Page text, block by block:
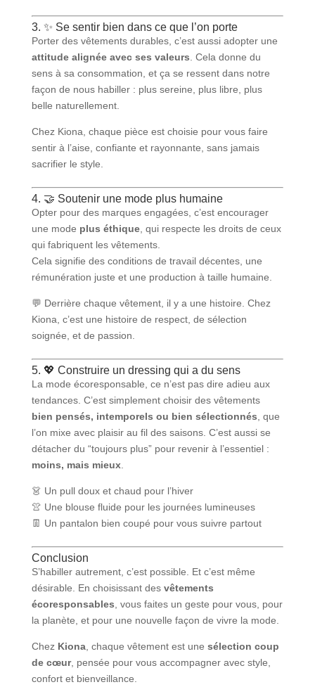
3. ✨ Se sentir bien dans ce que l’on porte
Porter des vêtements durables, c’est aussi adopter une
attitude alignée avec ses valeurs . Cela donne du
sens à sa consommation, et ça se ressent dans notre
façon de nous habiller : plus sereine, plus libre, plus
belle naturellement.
Chez Kiona, chaque pièce est choisie pour vous faire
sentir à l’aise, confiante et rayonnante, sans jamais
sacrifier le style.
4. 🤝 Soutenir une mode plus humaine
Opter pour des marques engagées, c’est encourager
une mode plus éthique, qui respecte les droits de ceux
qui fabriquent les vêtements.
Cela signifie des conditions de travail décentes, une
rémunération juste et une production à taille humaine.
💬 Derrière chaque vêtement, il y a une histoire. Chez
Kiona, c’est une histoire de respect, de sélection
soignée, et de passion.
5. 💖 Construire un dressing qui a du sens
La mode écoresponsable, ce n’est pas dire adieu aux
tendances. C’est simplement choisir des vêtements
bien pensés, intemporels ou bien sélectionnés , que
l’on mixe avec plaisir au fil des saisons. C’est aussi se
détacher du “toujours plus” pour revenir à l’essentiel :
moins, mais mieux.
👗 Un pull doux et chaud pour l’hiver
👚 Une blouse fluide pour les journées lumineuses
👖 Un pantalon bien coupé pour vous suivre partout
Conclusion
S’habiller autrement, c’est possible. Et c’est même
désirable. En choisissant des vêtements
écoresponsables , vous faites un geste pour vous, pour
la planète, et pour une nouvelle façon de vivre la mode.
Chez Kiona, chaque vêtement est une sélection coup
de cœur, pensée pour vous accompagner avec style,
confort et bienveillance.